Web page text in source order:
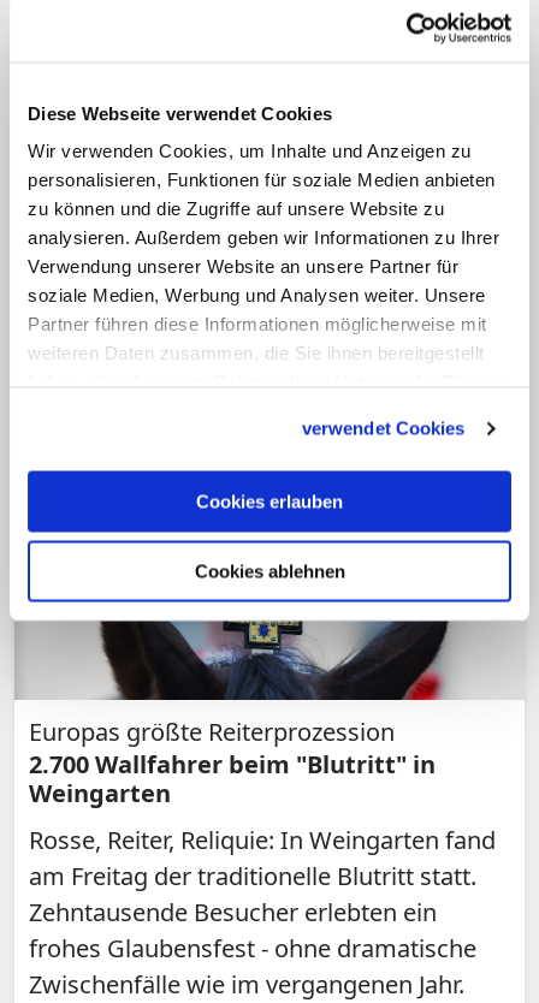
Diese Webseite verwendet Cookies
Wir verwenden Cookies, um Inhalte und Anzeigen zu
personalisieren, Funktionen für soziale Medien anbieten
zu können und die Zugriffe auf unsere Website zu
analysieren. Außerdem geben wir Informationen zu Ihrer
Verwendung unserer Website an unsere Partner für
soziale Medien, Werbung und Analysen weiter. Unsere
Partner führen diese Informationen möglicherweise mit
weiteren Daten zusammen, die Sie ihnen bereitgestellt
verwendet Cookies
Cookies erlauben
Cookies ablehnen
Straßen und Fluren. Nach etwa fünf
Stunden kehrt die Reliquie in die Kirche
zurück. Der Brauch wurde 1529 erstmals
schriftlich erwähnt und galt damals
bereits als alter Brauch. Neben
Weingarten gibt es auch in anderen
Orten ähnlich geartete Prozessionen.
Europas größte Reiterprozession
2.700 Wallfahrer beim "Blutritt" in
Weingarten
Rosse, Reiter, Reliquie: In Weingarten fand
am Freitag der traditionelle Blutritt statt.
Zehntausende Besucher erlebten ein
frohes Glaubensfest - ohne dramatische
Zwischenfälle wie im vergangenen Jahr.